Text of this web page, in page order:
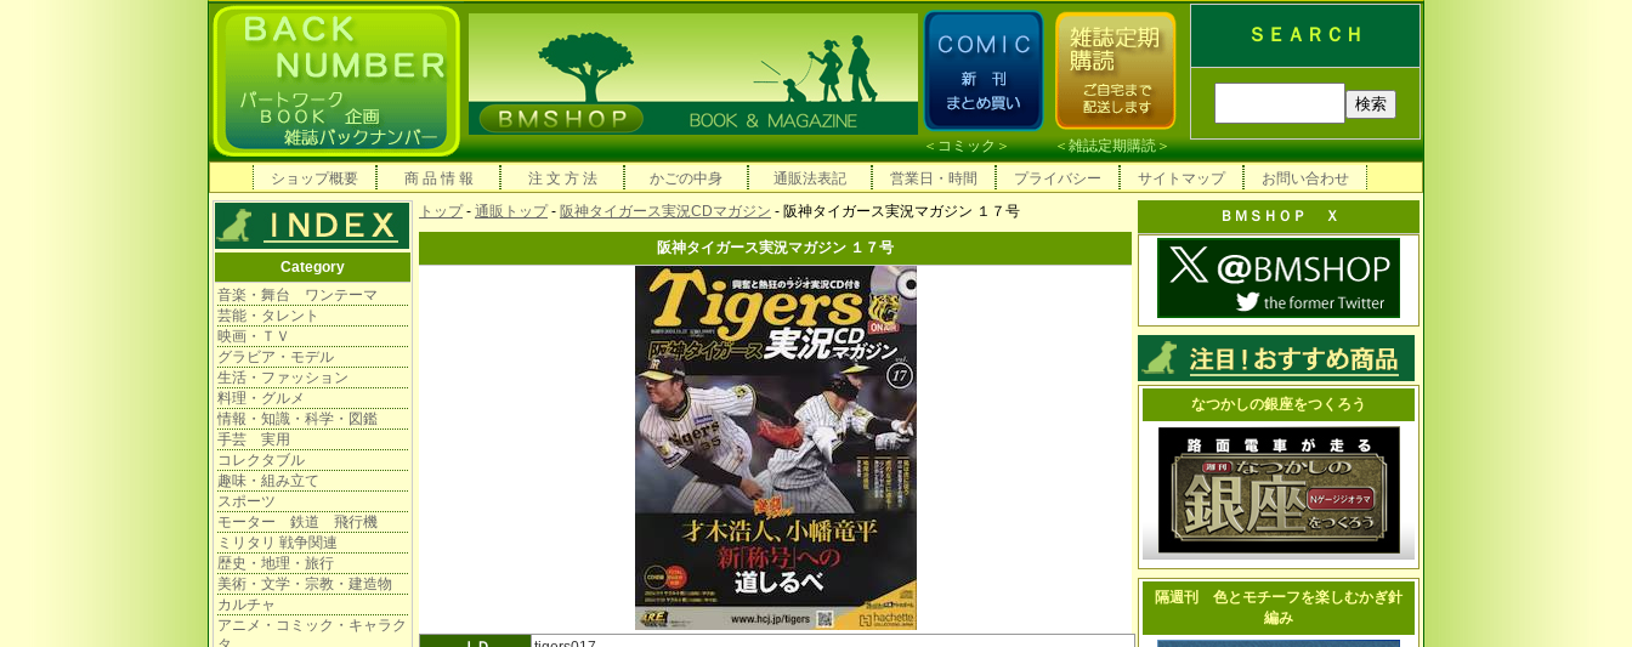
ＳＥＡＲＣＨ
＜コミック＞ ＜雑誌定期購読＞
ショップ概要
商 品 情 報 注 文 方 法 かごの中身 通販法表記 営業日・時間 プライバシー サイトマップ お問い合わせ
Category
音楽・舞台 ワンテーマ
芸能・タレント
映画・ＴＶ
グラビア・モデル
生活・ファッション
料理・グルメ
情報・知識・科学・図鑑
手芸 実用
コレクタブル
趣味・組み立て
スポーツ
モーター 鉄道 飛行機
ミリタリ 戦争関連
歴史・地理・旅行
美術・文学・宗教・建造物
カルチャ
アニメ・コミック・キャラク
トップ- 通販トップ- 阪神タイガース実況CDマガジン - 阪神タイガース実況マガジン １７号
阪神タイガース実況マガジン １７号
ＢＭＳＨＯＰ Ｘ
なつかしの銀座をつくろう
隔週刊 色とモチーフを楽しむかぎ針
編み